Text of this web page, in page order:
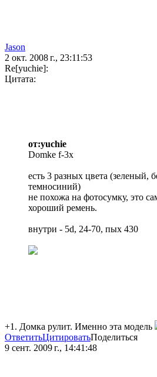
Jason
2 окт. 2008 г., 23:11:53
Re[yuchie]:
Цитата:
от:yuchie
Domke f-3x
есть 3 разных цвета (зеленый,
темносиний)
не похожа на фотосумку, это
хороший ремень.
внутри - 5d, 24-70, пых 430
+1. Домка рулит. Именно эта модель
ОтветитьЦитироватьПоделиться
9 сент. 2009 г., 14:41:48